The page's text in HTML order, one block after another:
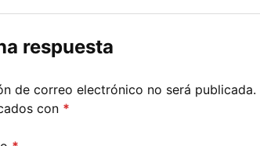
respuesta
de correo electrónico no será publicada.
con *